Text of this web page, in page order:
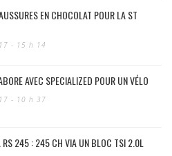
EN CHOCOLAT POUR LA ST
- 15 h 14
AVEC SPECIALIZED POUR UN VÉLO
- 10 h 37
RS 245 : 245 CH VIA UN BLOC TSI 2.0L